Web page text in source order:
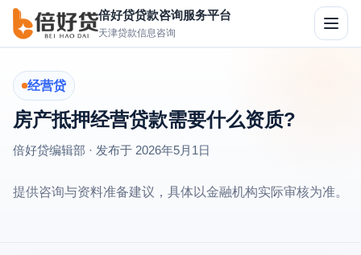
倍好贷贷款咨询服务平台
天津贷款信息咨询
切
换
经营贷
房产抵押经营贷款需要什么资质?
倍好贷编辑部 · 发布于 2026年5月1日
提供咨询与资料准备建议，具体以金融机构实际审核为准。